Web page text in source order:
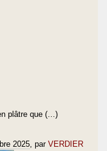
plâtre que (…)
2025 , par VERDIER